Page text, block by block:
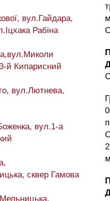
вул.Гайдара,
Рабіна
й Кипарисний
вул.Лютнева,
вул.1-а
сквер Гамова